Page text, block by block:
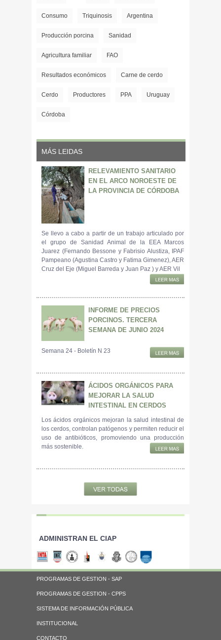
Consumo Triquinosis Argentina
Producción porcina Sanidad
Agricultura familiar FAO
Resultados económicos Carne de cerdo
Cerdo Productores PPA Uruguay
Córdoba
MÁS LEIDAS
RELEVAMIENTO SANITARIO
EN EL ARCO NOROESTE DE
LA PROVINCIA DE CÓRDOBA
Se llevo a cabo a partir de un trabajo articulado por
el grupo de Sanidad Animal de la EEA Marcos
Juarez (Fernando Bessone y Fabrisio Alustiza, IPAF
Pampeano (Agustina Castro y Fatima Gimenez), AER
Cruz del Eje (Miguel Barreda y Juan Paz ) y AER Vil
INFORME DE PRECIOS
PORCINOS. TERCERA
SEMANA DE JUNIO 2024
Semana 24 - Boletín N 23
ÁCIDOS ORGÁNICOS PARA
MEJORAR LA SALUD
INTESTINAL EN CERDOS
Los ácidos orgánicos mejoran la salud intestinal de
los cerdos, controlan patógenos y permiten reducir el
uso de antibióticos, promoviendo una producción
más sostenible.
ADMINISTRAN EL CIAP
PROGRAMAS DE GESTION - SAP
PROGRAMAS DE GESTION - CPPS
SISTEMA DE INFORMACIÓN PÚBLICA
INSTITUCIONAL
CONTACTO